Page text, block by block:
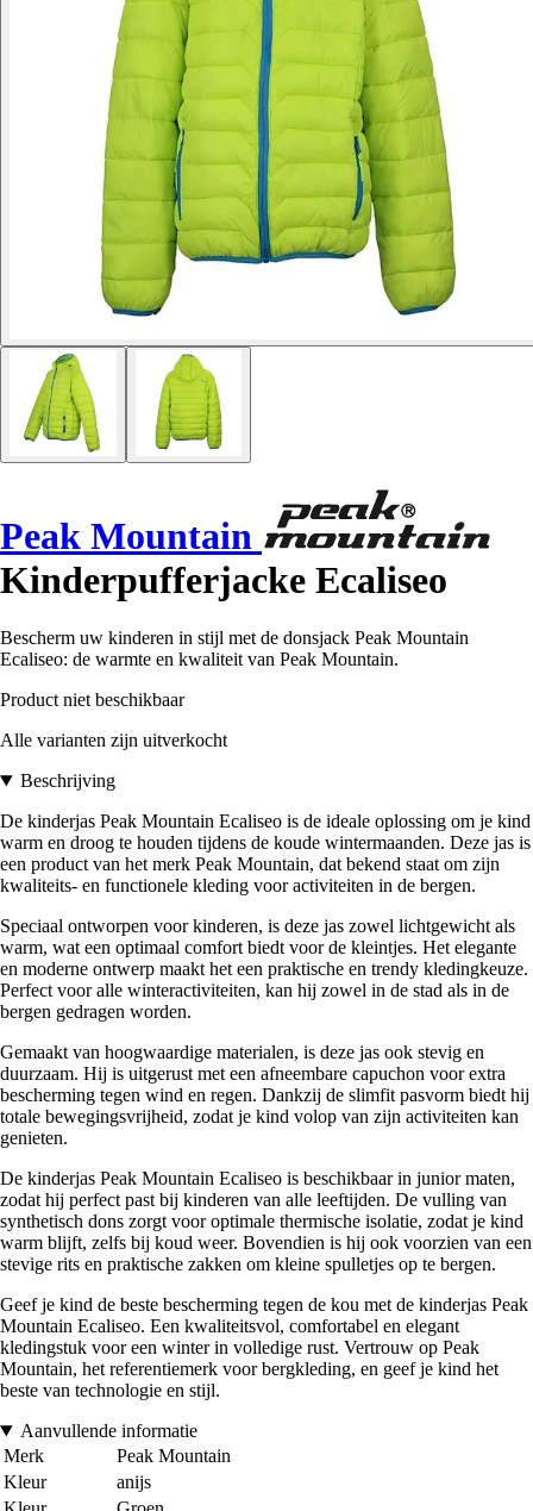
Peak Mountain
Kinderpufferjacke Ecaliseo
Bescherm uw kinderen in stijl met de donsjack Peak Mountain
Ecaliseo: de warmte en kwaliteit van Peak Mountain.
Product niet beschikbaar
Alle varianten zijn uitverkocht
Beschrijving
De kinderjas Peak Mountain Ecaliseo is de ideale oplossing om je kind
warm en droog te houden tijdens de koude wintermaanden. Deze jas is
een product van het merk Peak Mountain, dat bekend staat om zijn
kwaliteits- en functionele kleding voor activiteiten in de bergen.
Speciaal ontworpen voor kinderen, is deze jas zowel lichtgewicht als
warm, wat een optimaal comfort biedt voor de kleintjes. Het elegante
en moderne ontwerp maakt het een praktische en trendy kledingkeuze.
Perfect voor alle winteractiviteiten, kan hij zowel in de stad als in de
bergen gedragen worden.
Gemaakt van hoogwaardige materialen, is deze jas ook stevig en
duurzaam. Hij is uitgerust met een afneembare capuchon voor extra
bescherming tegen wind en regen. Dankzij de slimfit pasvorm biedt hij
totale bewegingsvrijheid, zodat je kind volop van zijn activiteiten kan
genieten.
De kinderjas Peak Mountain Ecaliseo is beschikbaar in junior maten,
zodat hij perfect past bij kinderen van alle leeftijden. De vulling van
synthetisch dons zorgt voor optimale thermische isolatie, zodat je kind
warm blijft, zelfs bij koud weer. Bovendien is hij ook voorzien van een
stevige rits en praktische zakken om kleine spulletjes op te bergen.
Geef je kind de beste bescherming tegen de kou met de kinderjas Peak
Mountain Ecaliseo. Een kwaliteitsvol, comfortabel en elegant
kledingstuk voor een winter in volledige rust. Vertrouw op Peak
Mountain, het referentiemerk voor bergkleding, en geef je kind het
beste van technologie en stijl.
Aanvullende informatie
Merk
Peak Mountain
Kleur
anijs